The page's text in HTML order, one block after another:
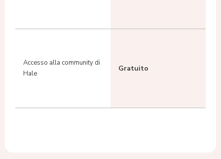
Accesso alla community di
Hale
Gratuito